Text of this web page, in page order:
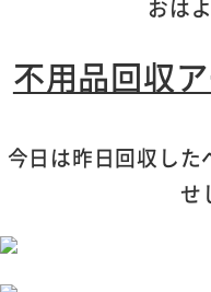
おは
不用品回収
今日は昨日回収した
せ